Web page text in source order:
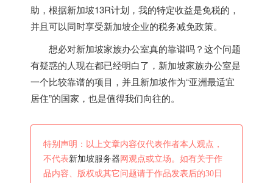
助，根据新加坡13R计划，我的特定收益是免税的，
并且可以同时享受新加坡企业的税务减免政策。
想必对新加坡家族办公室真的靠谱吗？这个问题
有疑惑的人现在都已经明白了， 新加坡家族办公室是
一个比较靠谱的项目，并且新加坡作为“亚洲最适宜
居住”的国家，也是值得我们向往的。
特别声明：以上文章内容仅代表作者本人观点，
不代表新加坡服务器 网观点或立场。如有关于作
品内容、版权或其它问题请于作品发表后的30日